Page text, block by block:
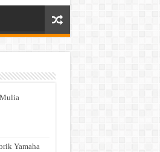
Yamaha